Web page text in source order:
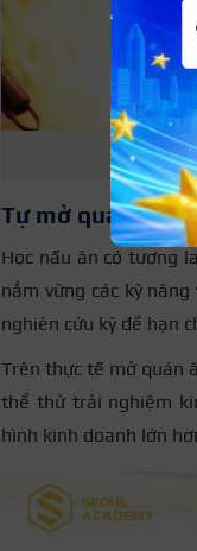
Tự mở quán ăn
Học nấu ăn có tương
nắm vững các kỹ
nghiên cứu kỹ để hạn
Trên thực tế mở quán
thể thử trải nghiệm
hình kinh doanh lớn